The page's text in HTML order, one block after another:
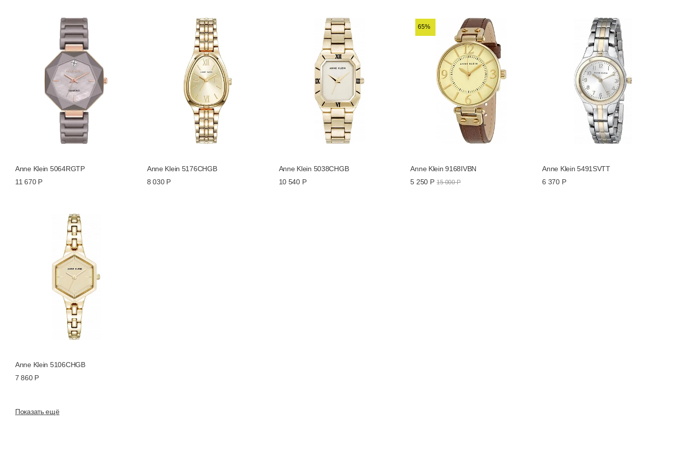
Anne Klein 5064RGTP
11 670 Р
Anne Klein 5176CHGB
8 030 Р
Anne Klein 5038CHGB
10 540 Р
65%
Anne Klein 9168IVBN
5 250 Р 15 000 Р
Anne Klein 5491SVTT
6 370 Р
Anne Klein 5106CHGB
7 860 Р
Показать ещё